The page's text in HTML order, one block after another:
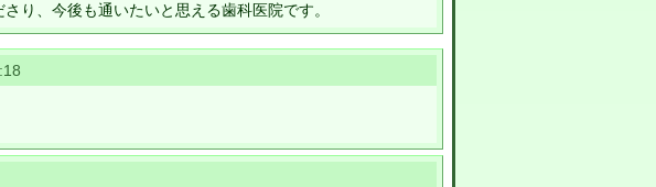
り、今後も通いたいと思える歯科医院です。